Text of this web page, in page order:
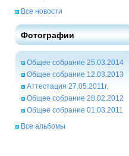
Все новости
Фотографии
Общее собрание 25.03.2014
Общее собрание 12.03.2013
Аттестация 27.05.2011г.
Общее собрание 28.02.2012
Общее собрание 01.03.2011
Все альбомы